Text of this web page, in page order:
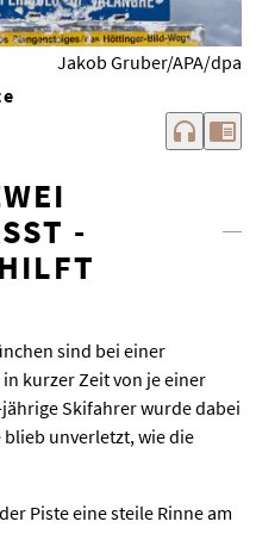
Jakob Gruber/APA/dpa
headphones chrome_reader_mode
-
sind bei einer
kurzer Zeit von je einer
Skifahrer wurde dabei
unverletzt, wie die
Piste eine steile Rinne am